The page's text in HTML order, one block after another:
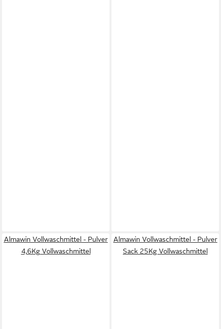
Almawin Vollwaschmittel - Pulver
4,6Kg Vollwaschmittel
Almawin Vollwaschmittel - Pulver
Sack 25Kg Vollwaschmittel